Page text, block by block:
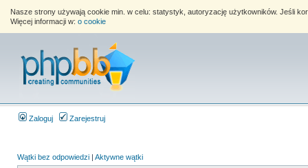
Nasze strony używają cookie min. w celu: statystyk, autoryzację użytkowników. Jeśli
Więcej informacji w: o cookie
Zaloguj Zarejestruj
Wątki bez odpowiedzi | Aktywne wątki